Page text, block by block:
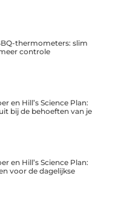
thermometers: slim
controle
en Hill’s Science Plan:
bij de behoeften van je
en Hill’s Science Plan:
voor de dagelijkse